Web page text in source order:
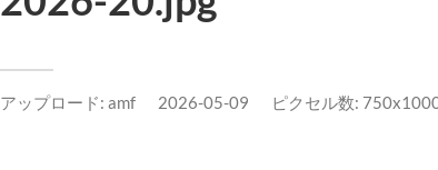
アップロード: amf 2026-05-09 ピクセル数: